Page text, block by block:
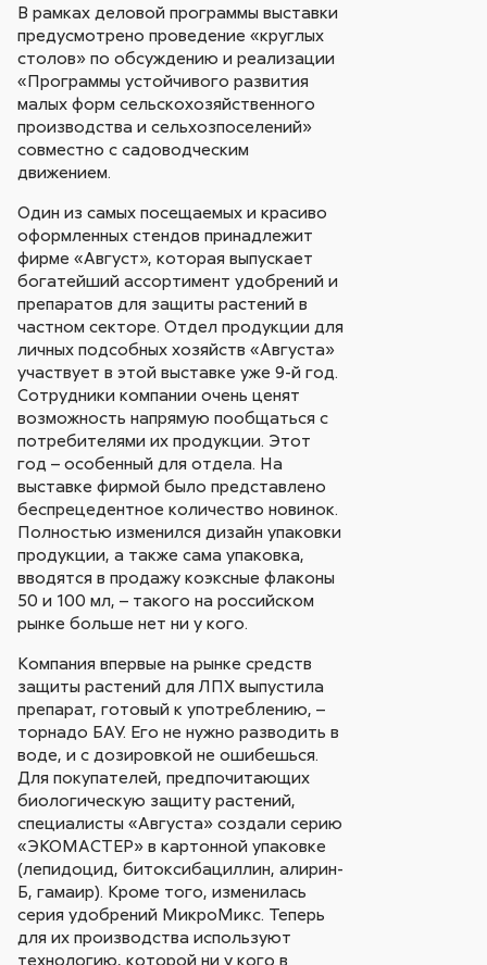
В рамках деловой программы выставки
предусмотрено проведение «круглых
столов» по обсуждению и реализации
«Программы устойчивого развития
малых форм сельскохозяйственного
производства и сельхозпоселений»
совместно с садоводческим
движением.
Один из самых посещаемых и красиво
оформленных стендов принадлежит
фирме «Август», которая выпускает
богатейший ассортимент удобрений и
препаратов для защиты растений в
частном секторе. Отдел продукции для
личных подсобных хозяйств «Августа»
участвует в этой выставке уже 9-й год.
Сотрудники компании очень ценят
возможность напрямую пообщаться с
потребителями их продукции. Этот
год – особенный для отдела. На
выставке фирмой было представлено
беспрецедентное количество новинок.
Полностью изменился дизайн упаковки
продукции, а также сама упаковка,
вводятся в продажу коэксные флаконы
50 и 100 мл, – такого на российском
рынке больше нет ни у кого.
Компания впервые на рынке средств
защиты растений для ЛПХ выпустила
препарат, готовый к употреблению, –
торнадо БАУ. Его не нужно разводить в
воде, и с дозировкой не ошибешься.
Для покупателей, предпочитающих
биологическую защиту растений,
специалисты «Августа» создали серию
«ЭКОМАСТЕР» в картонной упаковке
(лепидоцид, битоксибациллин, алирин-
Б, гамаир). Кроме того, изменилась
серия удобрений МикроМикс. Теперь
для их производства используют
технологию, которой ни у кого в